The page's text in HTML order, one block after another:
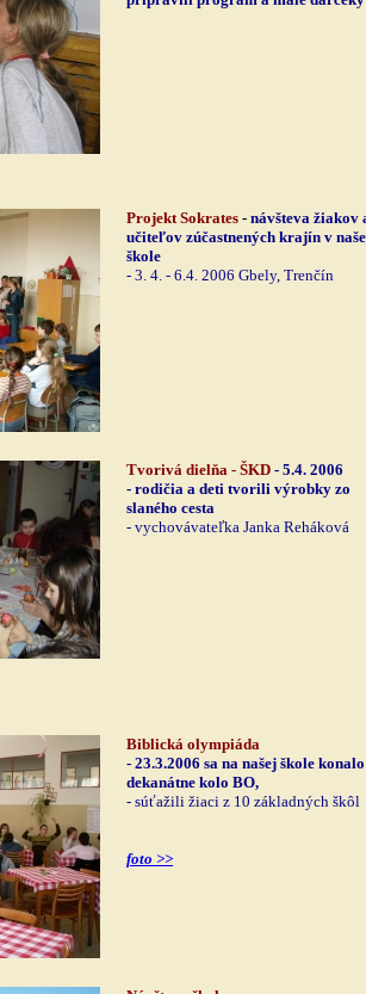
Projekt Sokrates - návšteva žiakov
učiteľov zúčastnených krajín v
škole
- 3. 4. - 6.4. 2006 Gbely, Trenčín
Tvorivá dielňa - ŠKD - 5.4. 2006
- rodičia a deti tvorili výrobky zo
slaného cesta
- vychovávateľka Janka Reháková
Biblická olympiáda
- 23.3.2006 sa na našej škole konalo
dekanátne kolo BO,
- súťažili žiaci z 10 základných škôl
foto >>